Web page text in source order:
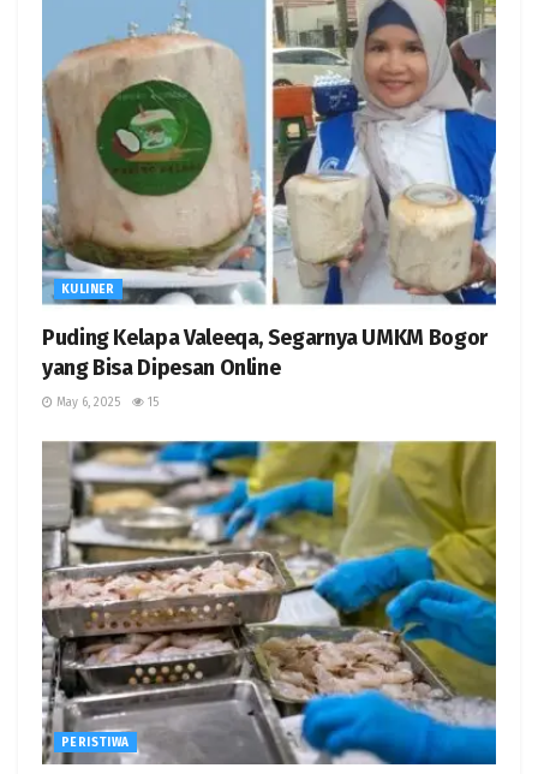
KULINER
Puding Kelapa Valeeqa, Segarnya UMKM Bogor
yang Bisa Dipesan Online
May 6, 2025 15
PERISTIWA